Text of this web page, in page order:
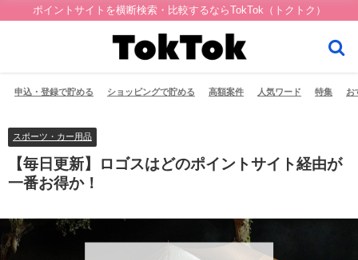
ポイントサイトを横断検索・比較するならTokTok（トクトク）
申込・登録で貯める ショッピングで貯める 高額案件 人気ワード 特集 お
スポーツ・カー用品
【毎日更新】ロゴスはどのポイントサイト経由が
一番お得か！